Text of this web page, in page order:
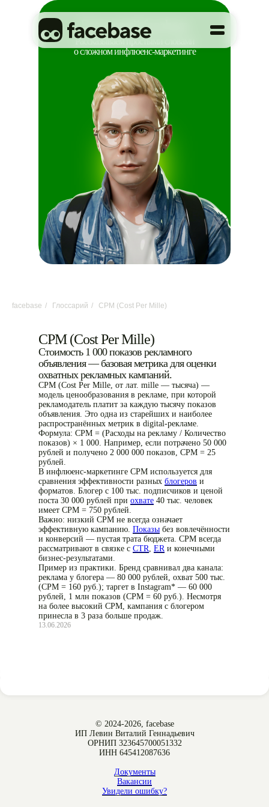
Рассказываем простыми словами
о сложном инфлюенс-маркетинге
Глоссарий facebase
facebase / Глоссарий / CPM (Cost Per Mille)
CPM (Cost Per Mille)
Стоимость 1 000 показов рекламного
объявления — базовая метрика для оценки
охватных рекламных кампаний.
CPM (Cost Per Mille, от лат. mille — тысяча) —
модель ценообразования в рекламе, при которой
рекламодатель платит за каждую тысячу показов
объявления. Это одна из старейших и наиболее
распространённых метрик в digital-рекламе.
Формула: CPM = (Расходы на рекламу / Количество
показов) × 1 000. Например, если потрачено 50 000
рублей и получено 2 000 000 показов, CPM = 25
рублей.
В инфлюенс-маркетинге CPM используется для
сравнения эффективности разных блогеров и
форматов. Блогер с 100 тыс. подписчиков и ценой
поста 30 000 рублей при охвате 40 тыс. человек
имеет CPM = 750 рублей.
Важно: низкий CPM не всегда означает
эффективную кампанию. Показы без вовлечённости
и конверсий — пустая трата бюджета. CPM всегда
рассматривают в связке с CTR, ERи конечными
бизнес-результатами.
Пример из практики. Бренд сравнивал два канала:
реклама у блогера — 80 000 рублей, охват 500 тыс.
(CPM = 160 руб.); таргет в Instagram* — 60 000
рублей, 1 млн показов (CPM = 60 руб.). Несмотря
на более высокий CPM, кампания с блогером
принесла в 3 раза больше продаж.
13.06.2026
© 2024-2026, facebase
ИП Левин Виталий Геннадьевич
ОРНИП 323645700051332
ИНН 645412087636
Документы
Вакансии
Увидели ошибку?